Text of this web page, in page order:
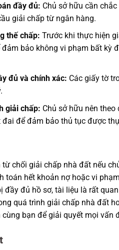
đầy đủ: Chủ sở hữu cần
giải chấp từ ngân hàng.
thế chấp: Trước khi thực hiện
bảo không vi phạm bất kỳ
đủ và chính xác: Các giấy tờ
giải chấp: Chủ sở hữu nên
để đảm bảo thủ tục được
từ chối giải chấp nhà đất nếu
toán hết khoản nợ hoặc vi
đầy đủ hồ sơ, tài liệu là rất
quá trình giải chấp nhà đất
bạn để giải quyết mọi vấn